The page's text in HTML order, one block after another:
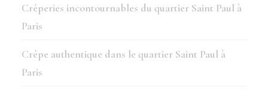
Crêperies incontournables du quartier Saint Paul à
Paris
Crêpe authentique dans le quartier Saint Paul à
Paris